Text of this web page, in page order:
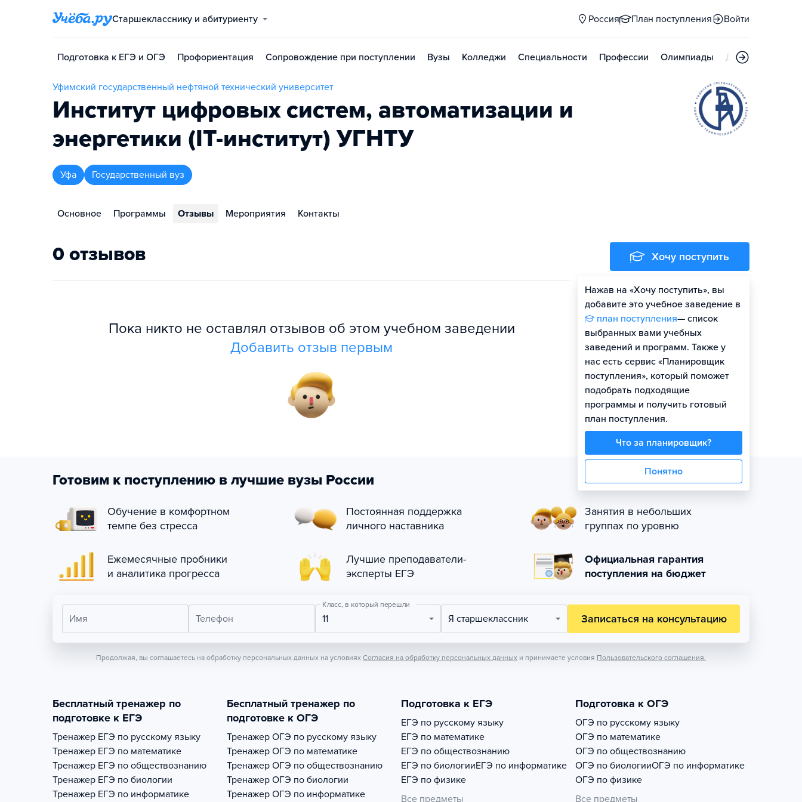
Старшекласснику и абитуриенту Россия План поступления Войти
Подготовка к ЕГЭ и ОГЭ Профориентация Сопровождение при поступлении Вузы Колледжи Специальности Профессии Олимпиады Дни открытых
Уфимский государственный нефтяной технический университет
Институт цифровых систем, автоматизации и
энергетики (IT-институт) УГНТУ
Уфа Государственный вуз
Основное Программы Отзывы Мероприятия Контакты
0 отзывов
Пока никто не оставлял отзывов об этом учебном заведении
Добавить отзыв первым
Хочу поступить
Нажав на «Хочу поступить», вы
добавите это учебное заведение в
план поступления— список
выбранных вами учебных
заведений и программ. Также у
нас есть сервис «Планировщик
поступления», который поможет
подобрать подходящие
программы и получить готовый
план поступления.
Что за планировщик?
Понятно
Оценить шансы
Готовим к поступлению в лучшие вузы России
Обучение в комфортном
темпе без стресса
Постоянная поддержка
личного наставника
Занятия в небольших
группах по уровню
Ежемесячные пробники
и аналитика прогресса
Лучшие преподаватели-
эксперты ЕГЭ
Официальная гарантия
поступления на бюджет
Имя Телефон
Класс, в который перешли
11 Я старшеклассник Записаться на консультацию
Продолжая, вы соглашаетесь на обработку персональных данных на условиях Согласия на обработку персональных данных и принимаете условия Пользовательского соглашения.
Бесплатный тренажер по
подготовке к ЕГЭ
Тренажер ЕГЭ по русскому языку
Тренажер ЕГЭ по математике
Тренажер ЕГЭ по обществознанию
Тренажер ЕГЭ по биологии
Тренажер ЕГЭ по информатике
Бесплатный тренажер по
подготовке к ОГЭ
Тренажер ОГЭ по русскому языку
Тренажер ОГЭ по математике
Тренажер ОГЭ по обществознанию
Тренажер ОГЭ по биологии
Тренажер ОГЭ по информатике
Подготовка к ЕГЭ
ЕГЭ по русскому языку
ЕГЭ по математике
ЕГЭ по обществознанию
ЕГЭ по биологииЕГЭ по информатике
ЕГЭ по физике
Все предметы
Подготовка к ОГЭ
ОГЭ по русскому языку
ОГЭ по математике
ОГЭ по обществознанию
ОГЭ по биологииОГЭ по информатике
ОГЭ по физике
Все предметы